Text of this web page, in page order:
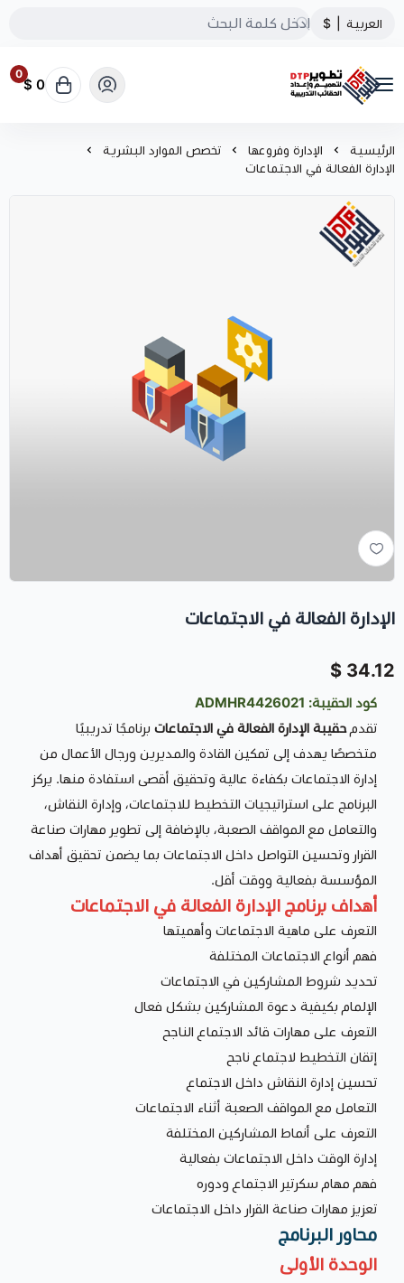
العربية $
تطوير الحقائب التدريبية
0
0 $
الرئيسية الإدارة وفروعها
تخصص الموارد البشرية
الإدارة الفعالة في الاجتماعات
الإدارة الفعالة في الاجتماعات
34.12 $
كود الحقيبة: ADMHR4426021
تقدمحقيبة الإدارة الفعالة في الاجتماعات برنامجًا تدريبيًا
متخصصًا يهدف إلى تمكين القادة والمديرين ورجال الأعمال من
إدارة الاجتماعات بكفاءة عالية وتحقيق أقصى استفادة منها. يركز
البرنامج على استراتيجيات التخطيط للاجتماعات، وإدارة النقاش،
والتعامل مع المواقف الصعبة، بالإضافة إلى تطوير مهارات صناعة
القرار وتحسين التواصل داخل الاجتماعات بما يضمن تحقيق أهداف
المؤسسة بفعالية ووقت أقل.
أهداف برنامج الإدارة الفعالة في الاجتماعات
التعرف على ماهية الاجتماعات وأهميتها
فهم أنواع الاجتماعات المختلفة
تحديد شروط المشاركين في الاجتماعات
الإلمام بكيفية دعوة المشاركين بشكل فعال
التعرف على مهارات قائد الاجتماع الناجح
إتقان التخطيط لاجتماع ناجح
تحسين إدارة النقاش داخل الاجتماع
التعامل مع المواقف الصعبة أثناء الاجتماعات
التعرف على أنماط المشاركين المختلفة
إدارة الوقت داخل الاجتماعات بفعالية
فهم مهام سكرتير الاجتماع ودوره
تعزيز مهارات صناعة القرار داخل الاجتماعات
محاور البرنامج
الوحدة الأولى